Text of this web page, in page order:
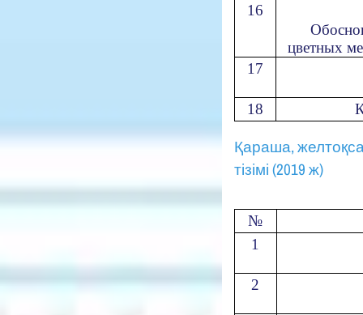
16
цветных
17
18
Қараша,
тізімі (2019 ж)
№
1
2